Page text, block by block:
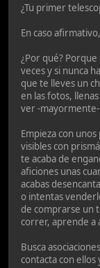
¿Tu primer
En caso
¿Por qué?
veces y si nunca
que te lleves un
en las fotos,
ver -
Empieza con
visibles con
te acaba de
aficiones unas
acabas
o intentas
de comprarse un
correr, aprende a
Busca
contacta con ellos